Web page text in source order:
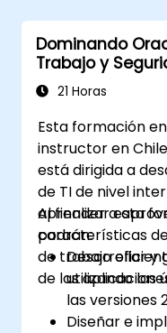
Dominando
Trabajo y
21 Horas
Esta formación
instructor en
está dirigida a
de TI de nivel
aprender a
características de
de trabajo
de las
Al finalizar esta
podrán:
Desarrollar y
utilizando las
las versiones
Diseñar e